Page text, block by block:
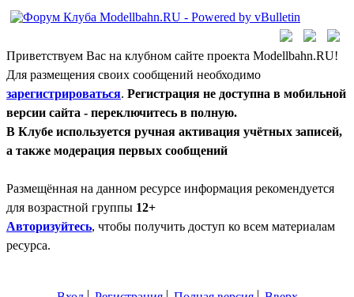
Приветствуем Вас на клубном сайте проекта Modellbahn.RU!
Для размещения своих сообщений необходимо
зарегистрироваться. Регистрация не доступна в мобильной
версии сайта - переключитесь в полную.
В Клубе используется ручная активация учётных записей,
а также модерация первых сообщений
Размещённая на данном ресурсе информация рекомендуется
для возрастной группы 12+
Авторизуйтесь, чтобы получить доступ ко всем материалам
ресурса.